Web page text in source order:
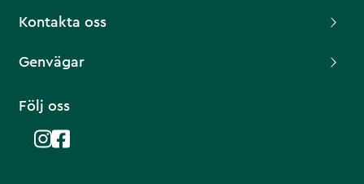
Kontakta oss
Genvägar
Följ oss